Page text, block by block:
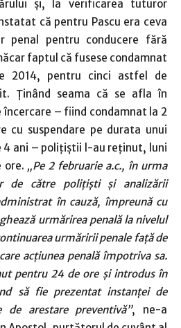
şi, la verificarea tuturor
că pentru Pascu era ceva
penal pentru conducere fără
faptul că fusese condamnat
2014, pentru cinci astfel de
Ţinând seama că se afla în
încercare – fiind condamnat la 2
cu suspendare pe durata unui
4 ani – poliţiştii l-au reţinut, luni
ore. „Pe 2 februarie a.c., în urma
de către poliţişti şi analizării
în cauză, împreună cu
urmărirea penală la nivelul
urmăririi penale faţă de
care acţiunea penală împotriva sa.
pentru 24 de ore şi introdus în
să fie prezentat instanţei de
de arestare preventivă”, ne-a